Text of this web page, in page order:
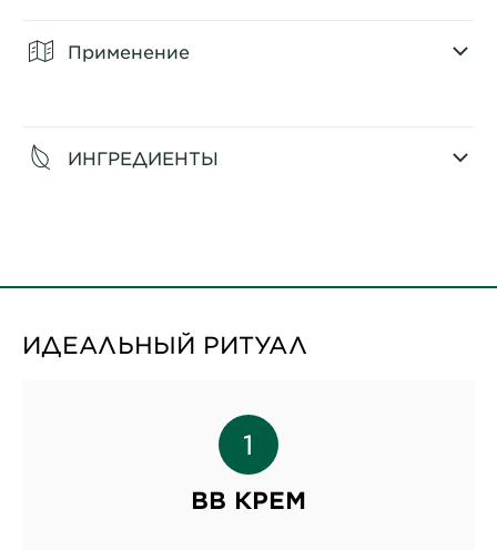
Применение
ИНГРЕДИЕНТЫ
ИДЕАЛЬНЫЙ РИТУАЛ
ВВ КРЕМ